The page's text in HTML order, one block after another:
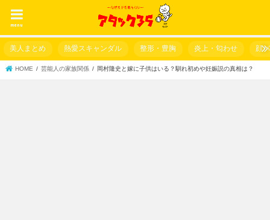
menu
美人まとめ 熱愛スキャンダル 整形・豊胸 炎上・匂わせ 顔
HOME 芸能人の家族関係 岡村隆史と嫁に子供はいる？馴れ初めや妊娠説の真相は？